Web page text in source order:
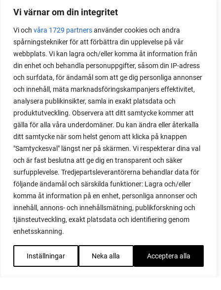
Vi värnar om din integritet
Vi och våra 1729 partnersanvänder cookies och andra
spårningstekniker för att förbättra din upplevelse på vår
webbplats. Vi kan lagra och/eller komma åt information från
din enhet och behandla personuppgifter, såsom din IP-adress
och surfdata, för ändamål som att ge dig personliga annonser
och innehåll, mäta marknadsföringskampanjers effektivitet,
analysera publikinsikter, samla in exakt platsdata och
produktutveckling. Observera att ditt samtycke kommer att
gälla för alla våra underdomäner. Du kan ändra eller återkalla
ditt samtycke när som helst genom att klicka på knappen
"Samtyckesval" längst ner på skärmen. Vi respekterar dina val
och är fast beslutna att ge dig en transparent och säker
surfupplevelse. Tredjepartsleverantörerna behandlar data för
följande ändamål och särskilda funktioner: Lagra och/eller
komma åt information på en enhet, personliga annonser och
innehåll, annons- och innehållsmätning, publikforskning och
tjänsteutveckling, exakt platsdata och identifiering genom
enhetsskanning.
Inställningar Neka alla Acceptera alla
Odla stora växter på liten plats
Med det här smarta knepet kan du odla också stora
växter i en pallkrage tillsammans med andra växter.
Perfekt om du vill odla mycket i på liten yta.